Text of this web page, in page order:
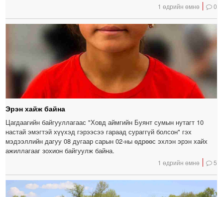
1 өдрийн өмнө 0
Эрэн хайж байна
Цагдаагийн байгууллагаас "Ховд аймгийн Буянт сумын нутагт 10
настай эмэгтэй хүүхэд гэрээсээ гараад сураггүй болсон" гэх
мэдээллийн дагуу 08 дугаар сарын 02-ны өдрөөс эхлэн эрэн хайх
ажиллагааг зохион байгуулж байна.
1 өдрийн өмнө 5